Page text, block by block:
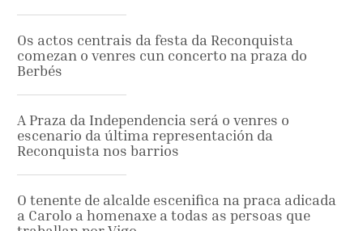
Os actos centrais da festa da Reconquista
comezan o venres cun concerto na praza do
Berbés
A Praza da Independencia será o venres o
escenario da última representación da
Reconquista nos barrios
O tenente de alcalde escenifica na praca adicada
a Carolo a homenaxe a todas as persoas que